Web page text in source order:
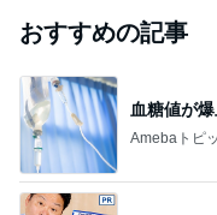
おすすめの記事
血糖値が
Amebaトピ